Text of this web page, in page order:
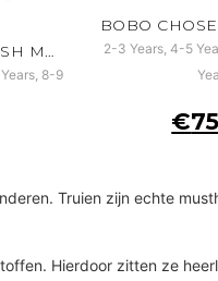
BOBO CHOSES MUSH MONSTER DUO SWEATER LICHTGRIJS GEMÊLEERD
8-9
2-3 Years, 4-5
€
Truien zijn echte
Hierdoor zitten ze